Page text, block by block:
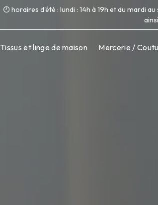
horaires d'été : lundi : 14h à 19h et du mardi
Tissus et linge de maison Mercerie /